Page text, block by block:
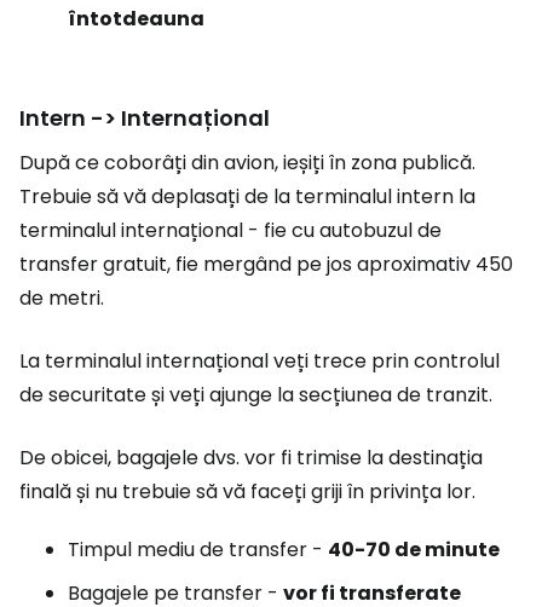
întotdeauna
Intern -> Internațional
După ce coborâți din avion, ieșiți în zona publică.
Trebuie să vă deplasați de la terminalul intern la
terminalul internațional - fie cu autobuzul de
transfer gratuit, fie mergând pe jos aproximativ 450
de metri.
La terminalul internațional veți trece prin controlul
de securitate și veți ajunge la secțiunea de tranzit.
De obicei, bagajele dvs. vor fi trimise la destinația
finală și nu trebuie să vă faceți griji în privința lor.
Timpul mediu de transfer - 40-70 de minute
Bagajele pe transfer - vor fi transferate